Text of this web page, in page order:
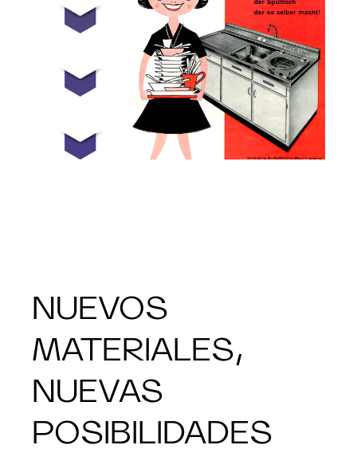
NUEVOS
MATERIALES,
NUEVAS
POSIBILIDADES